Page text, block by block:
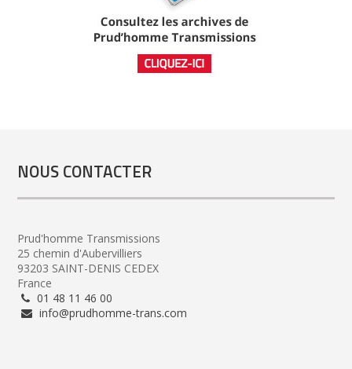
NOUS CONTACTER
Prud'homme Transmissions
25 chemin d'Aubervilliers
93203 SAINT-DENIS CEDEX
France
01 48 11 46 00
info@prudhomme-trans.com